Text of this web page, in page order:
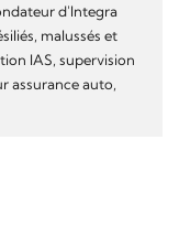
d'Integra
malussés et
IAS, supervision
assurance auto,